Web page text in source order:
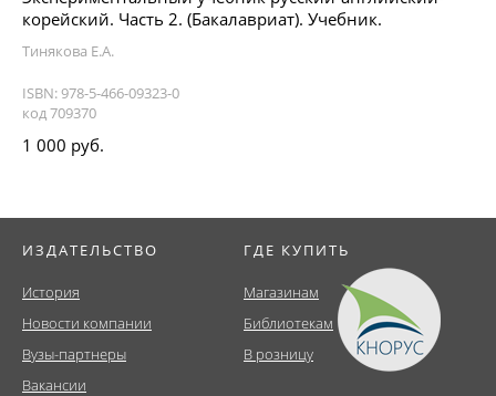
корейский. Часть 2. (Бакалавриат). Учебник.
Тинякова Е.А.
ISBN: 978-5-466-09323-0
код 709370
1 000 руб.
ИЗДАТЕЛЬСТВО
История
Новости компании
Вузы-партнеры
Вакансии
ГДЕ КУПИТЬ
Магазинам
Библиотекам
В розницу